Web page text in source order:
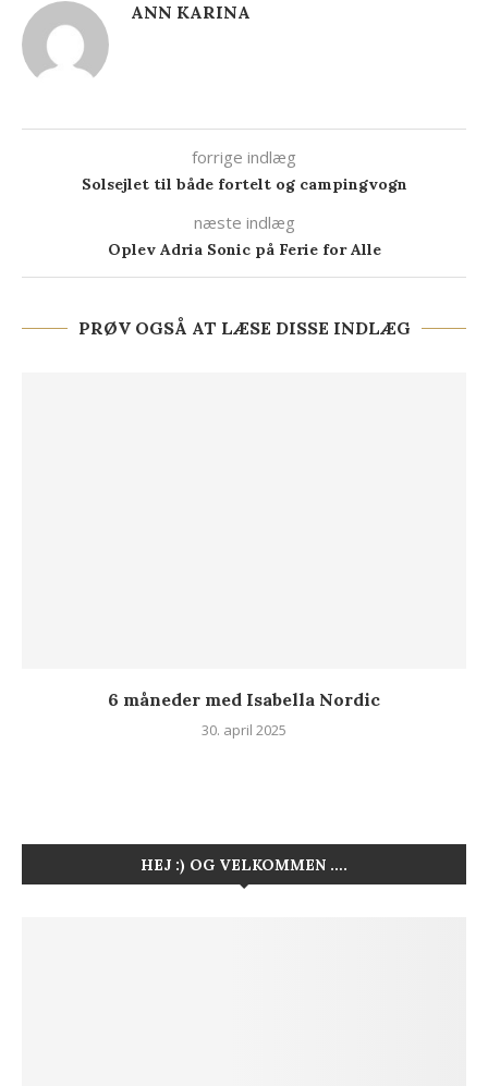
ANN KARINA
forrige indlæg
Solsejlet til både fortelt og campingvogn
næste indlæg
Oplev Adria Sonic på Ferie for Alle
PRØV OGSÅ AT LÆSE DISSE INDLÆG
6 måneder med Isabella Nordic
30. april 2025
HEJ :) OG VELKOMMEN ….